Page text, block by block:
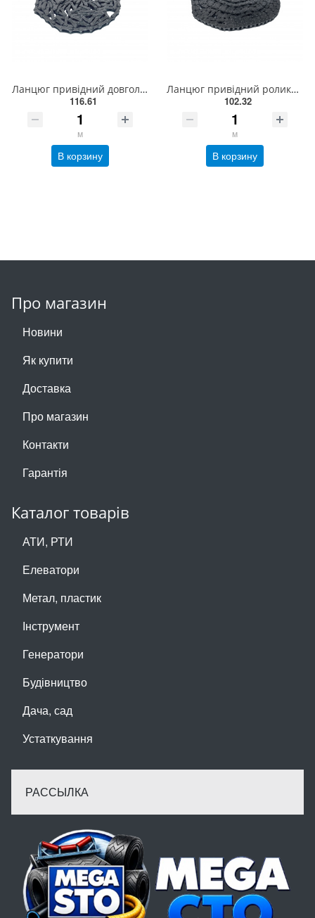
Ланцюг привідний довголанковий 2040 L = 5 м , ISO 208A Donghua
116.61
м
В корзину
Ланцюг привідний роликовий ПР-9,525-910, ISO 06B-1(5,01м)
102.32
м
В корзину
Про магазин
Новини
Як купити
Доставка
Про магазин
Контакти
Гарантія
Каталог товарів
АТИ, РТИ
Елеватори
Метал, пластик
Інструмент
Генератори
Будівництво
Дача, сад
Устаткування
РАССЫЛКА